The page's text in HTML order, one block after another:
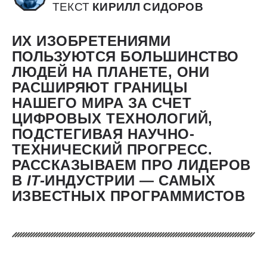
ТЕКСТ КИРИЛЛ СИДОРОВ
ИХ ИЗОБРЕТЕНИЯМИ
ПОЛЬЗУЮТСЯ БОЛЬШИНСТВО
ЛЮДЕЙ НА ПЛАНЕТЕ, ОНИ
РАСШИРЯЮТ ГРАНИЦЫ
НАШЕГО МИРА ЗА СЧЕТ
ЦИФРОВЫХ ТЕХНОЛОГИЙ,
ПОДСТЕГИВАЯ НАУЧНО-
ТЕХНИЧЕСКИЙ ПРОГРЕСС.
РАССКАЗЫВАЕМ ПРО ЛИДЕРОВ
В IT-ИНДУСТРИИ — САМЫХ
ИЗВЕСТНЫХ ПРОГРАММИСТОВ